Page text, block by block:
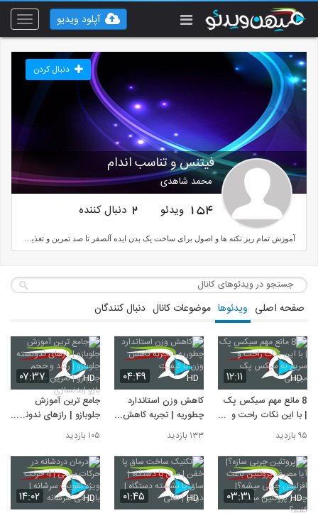
Toggle
آپلود ویدیو
فیتنس و تناسب اندام
محمد شاهدی
دنبال کردن
154 ویدئو 2 دنبال کننده
صفحه اصلی ویدئوها موضوعات کانال دنبال کنندگان
۱۲:۱۱ HD
8 مانع مهم سیکس پک
| با این نکات راحت و
سریع به سیکس پک
میرسی
۹۵ بازدید
۰۴:۴۹ HD
کاهش وزن استاندارد
چطوریه | تجربه کاهش
وزن با کیفیت
۱۳۳ بازدید
۰۷:۳۷ HD
جامع ترین آموزش
جلوبازو | رازهای ندونسته
جلوبازو | رشد و حجم
جلوبازو | تمرین جلوبازو |
بازو |بدنسازی
۱۰۵ بازدید
۰۳:۳۱ HD ۰۱:۴۵ HD ۱۴:۰۲ HD